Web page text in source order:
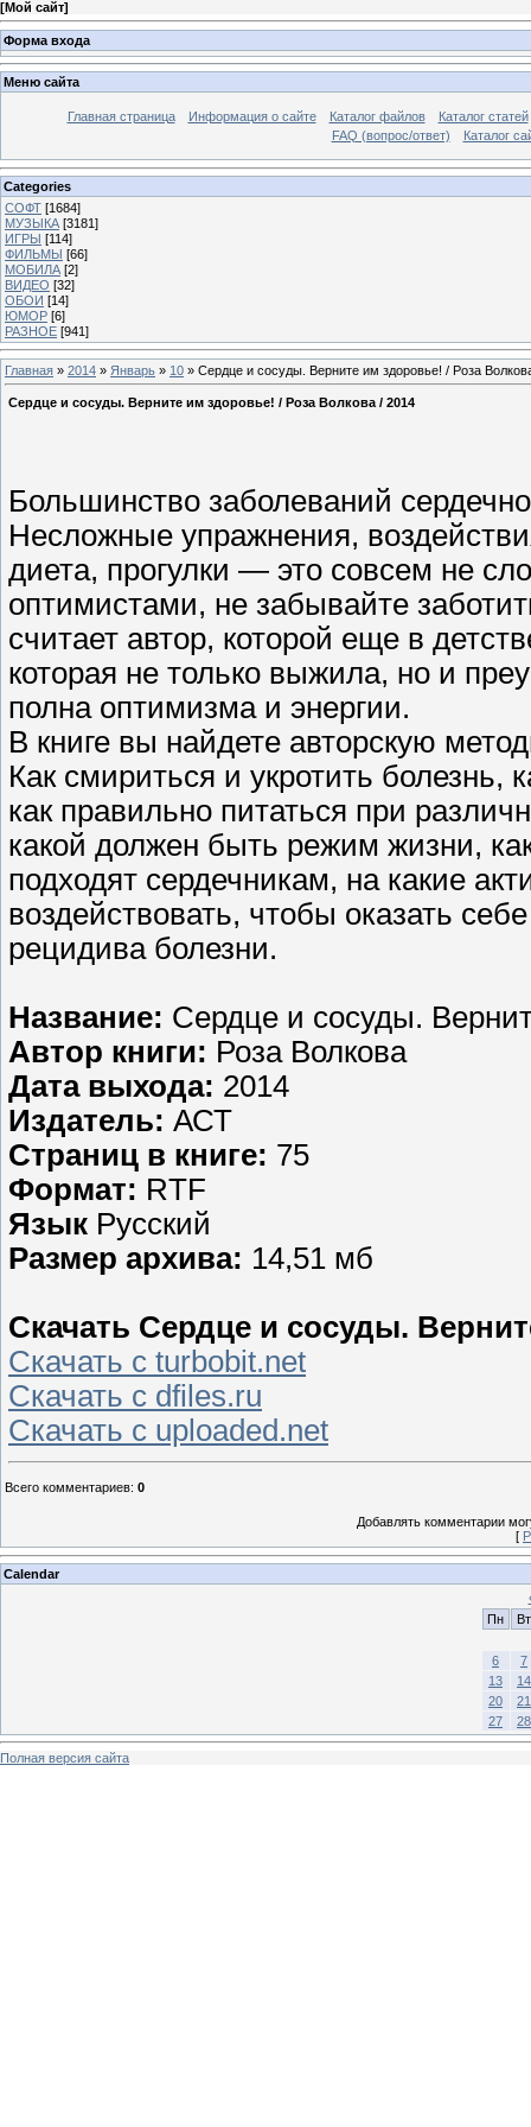
[Мой сайт]
Форма входа
Меню сайта
Главная страница Информация о сайте Каталог файлов
Каталог статей
FAQ (вопрос/ответ)
Каталог
Categories
СОФТ [1684]
МУЗЫКА [3181]
ИГРЫ [114]
ФИЛЬМЫ [66]
МОБИЛА [2]
ВИДЕО [32]
ОБОИ [14]
ЮМОР [6]
РАЗНОЕ [941]
Главная » 2014 » Январь » 10 » Сердце и сосуды. Верните им здоровье! / Роза
Сердце и сосуды. Верните им здоровье! / Роза Волкова / 2014
Большинство заболеваний
Несложные упражнения,
диета, прогулки — это совсем не
оптимистами, не забывайте
считает автор, которой еще в
которая не только выжила, но и
полна оптимизма и энергии.
В книге вы найдете авторскую
Как смириться и укротить болезнь,
как правильно питаться при
какой должен быть режим жизни,
подходят сердечникам, на какие
воздействовать, чтобы оказать
рецидива болезни.
Название: Сердце и сосуды.
Автор книги: Роза Волкова
Дата выхода: 2014
Издатель: АСТ
Страниц в книге: 75
Формат: RTF
Язык Русский
Размер архива: 14,51 мб
Скачать Сердце и сосуды.
Скачать с turbobit.net
Скачать с dfiles.ru
Скачать с uploaded.net
Всего комментариев: 0
Добавлять комментарии
[
Calendar
Пн
Вт
6
7
13
14
20
21
27
28
Полная версия сайта